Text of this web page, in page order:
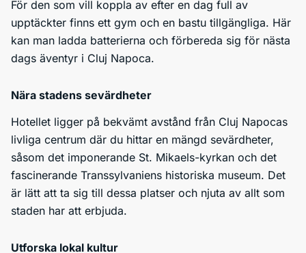
För den som vill koppla av efter en dag full av
upptäckter finns ett gym och en bastu tillgängliga. Här
kan man ladda batterierna och förbereda sig för nästa
dags äventyr i Cluj Napoca.
Nära stadens sevärdheter
Hotellet ligger på bekvämt avstånd från Cluj Napocas
livliga centrum där du hittar en mängd sevärdheter,
såsom det imponerande St. Mikaels-kyrkan och det
fascinerande Transsylvaniens historiska museum. Det
är lätt att ta sig till dessa platser och njuta av allt som
staden har att erbjuda.
Utforska lokal kultur